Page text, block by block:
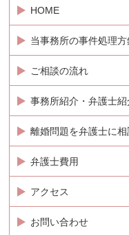
HOME
当事務所の事件処理方
ご相談の流れ
事務所紹介・弁護士紹
離婚問題を弁護士に
弁護士費用
アクセス
お問い合わせ